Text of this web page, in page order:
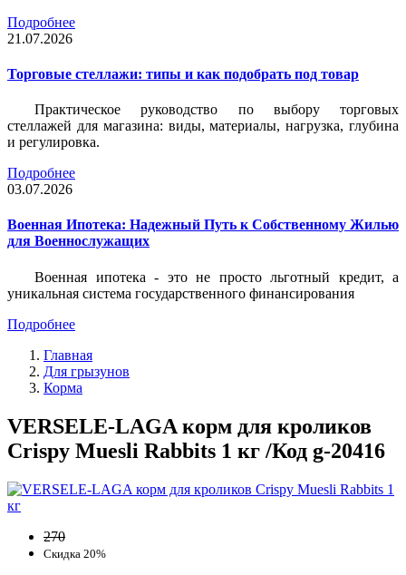
Подробнее
21.07.2026
Торговые стеллажи: типы и как подобрать под товар
Практическое руководство по выбору торговых
стеллажей для магазина: виды, материалы, нагрузка, глубина
и регулировка.
Подробнее
03.07.2026
Военная Ипотека: Надежный Путь к Собственному Жилью
для Военнослужащих
Военная ипотека - это не просто льготный кредит, а
уникальная система государственного финансирования
Подробнее
Главная
Для грызунов
Корма
VERSELE-LAGA корм для кроликов
Crispy Muesli Rabbits 1 кг /Код g-20416
270
Скидка 20%